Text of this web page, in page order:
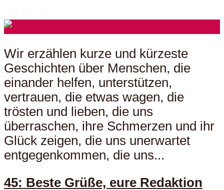
Wir erzählen kurze und kürzeste
Geschichten über Menschen, die
einander helfen, unterstützen,
vertrauen, die etwas wagen, die
trösten und lieben, die uns
überraschen, ihre Schmerzen und ihr
Glück zeigen, die uns unerwartet
entgegenkommen, die uns...
45: Beste Grüße, eure Redaktion